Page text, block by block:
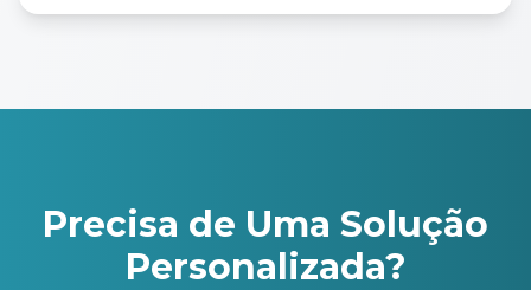
Precisa de Uma Solução
Personalizada?